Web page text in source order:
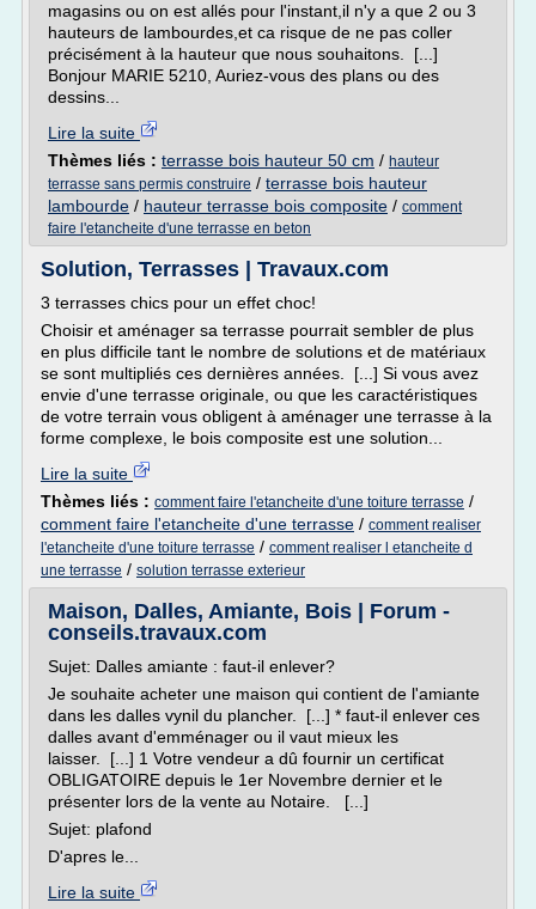
magasins ou on est allés pour l'instant,il n'y a que 2 ou 3
hauteurs de lambourdes,et ca risque de ne pas coller
précisément à la hauteur que nous souhaitons. [...]
Bonjour MARIE 5210, Auriez-vous des plans ou des
dessins...
Lire la suite
Thèmes liés : terrasse bois hauteur 50 cm / hauteur
terrasse sans permis construire / terrasse bois hauteur
lambourde / hauteur terrasse bois composite / comment
faire l'etancheite d'une terrasse en beton
Solution, Terrasses | Travaux.com
3 terrasses chics pour un effet choc!
Choisir et aménager sa terrasse pourrait sembler de plus
en plus difficile tant le nombre de solutions et de matériaux
se sont multipliés ces dernières années. [...] Si vous avez
envie d'une terrasse originale, ou que les caractéristiques
de votre terrain vous obligent à aménager une terrasse à la
forme complexe, le bois composite est une solution...
Lire la suite
Thèmes liés : comment faire l'etancheite d'une toiture terrasse /
comment faire l'etancheite d'une terrasse / comment realiser
l'etancheite d'une toiture terrasse / comment realiser l etancheite d
une terrasse / solution terrasse exterieur
Maison, Dalles, Amiante, Bois | Forum -
conseils.travaux.com
Sujet: Dalles amiante : faut-il enlever?
Je souhaite acheter une maison qui contient de l'amiante
dans les dalles vynil du plancher. [...] * faut-il enlever ces
dalles avant d'emménager ou il vaut mieux les
laisser. [...] 1 Votre vendeur a dû fournir un certificat
OBLIGATOIRE depuis le 1er Novembre dernier et le
présenter lors de la vente au Notaire. [...]
Sujet: plafond
D'apres le...
Lire la suite